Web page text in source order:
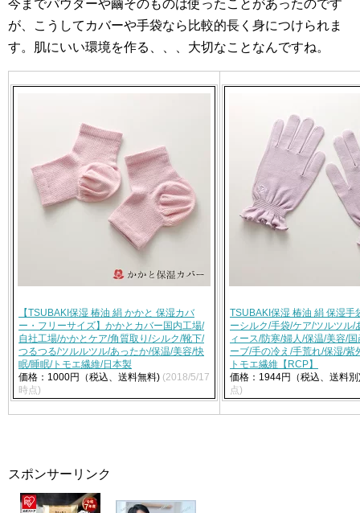
今までパウダーや繭そのものは使ったことがあったのです
が、こうしてカバーや手袋なら比較的長く身につけられま
す。肌にいい環境を作る、、、大切なことなんですね。
【TSUBAKI保湿 椿油 絹 かかと 保湿カバ
ー・フリーサイズ】かかとカバー国内工場/
自社工場/かかとケア/角質取り/シルク/靴下/
つるつる/ツルルツル/あったか/保温/美容/快
眠/睡眠/トモエ繊維/日本製
価格：1000円（税込、送料無料) (2018/5/17
時点)
TSUBAKI保湿 椿油 絹 保湿手
ーシルク/手袋/ケア/ツルツル/
ィース/防寒/婦人/保温/美容/
ーブ/手の冷え/手荒れ/保湿/紫
トモエ繊維【RCP】
価格：1944円（税込、送料別
点)
スポンサーリンク